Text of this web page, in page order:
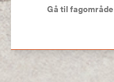
Gå til fagområde